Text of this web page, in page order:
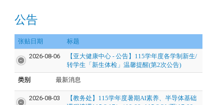
公告
张贴日期 标题
2026-08-06
【亚大健康中心 - 公告】115学年度各学制新生/
转学生「新生体检」温馨提醒(第2次公告)
类别 最新消息
2026-08-03 【教务处 】 115学年度暑期AI素养、半导体基础